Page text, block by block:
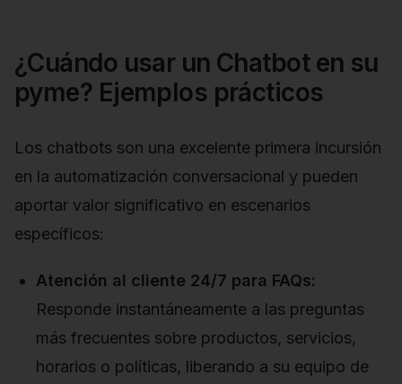
¿Cuándo usar un Chatbot en su
pyme? Ejemplos prácticos
Los chatbots son una excelente primera incursión
en la automatización conversacional y pueden
aportar valor significativo en escenarios
específicos:
Atención al cliente 24/7 para FAQs:
Responde instantáneamente a las preguntas
más frecuentes sobre productos, servicios,
horarios o políticas, liberando a su equipo de